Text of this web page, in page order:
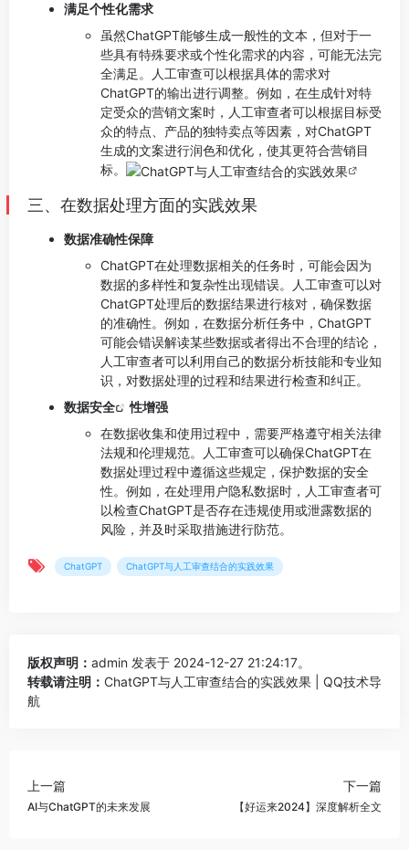
满足个性化需求
虽然ChatGPT能够生成一般性的文本，但对于一
些具有特殊要求或个性化需求的内容，可能无法完
全满足。人工审查可以根据具体的需求对
ChatGPT的输出进行调整。例如，在生成针对特
定受众的营销文案时，人工审查者可以根据目标受
众的特点、产品的独特卖点等因素，对ChatGPT
生成的文案进行润色和优化，使其更符合营销目
标。
三、在数据处理方面的实践效果
数据准确性保障
ChatGPT在处理数据相关的任务时，可能会因为
数据的多样性和复杂性出现错误。人工审查可以对
ChatGPT处理后的数据结果进行核对，确保数据
的准确性。例如，在数据分析任务中，ChatGPT
可能会错误解读某些数据或者得出不合理的结论，
人工审查者可以利用自己的数据分析技能和专业知
识，对数据处理的过程和结果进行检查和纠正。
数据安全
性增强
在数据收集和使用过程中，需要严格遵守相关法律
法规和伦理规范。人工审查可以确保ChatGPT在
数据处理过程中遵循这些规定，保护数据的安全
性。例如，在处理用户隐私数据时，人工审查者可
以检查ChatGPT是否存在违规使用或泄露数据的
风险，并及时采取措施进行防范。
ChatGPT ChatGPT与人工审查结合的实践效果
版权声明： admin 发表于 2024-12-27 21:24:17。
转载请注明： ChatGPT与人工审查结合的实践效果 | QQ技术导
航
上一篇
AI与ChatGPT的未来发展
下一篇
【好运来2024】深度解析全文